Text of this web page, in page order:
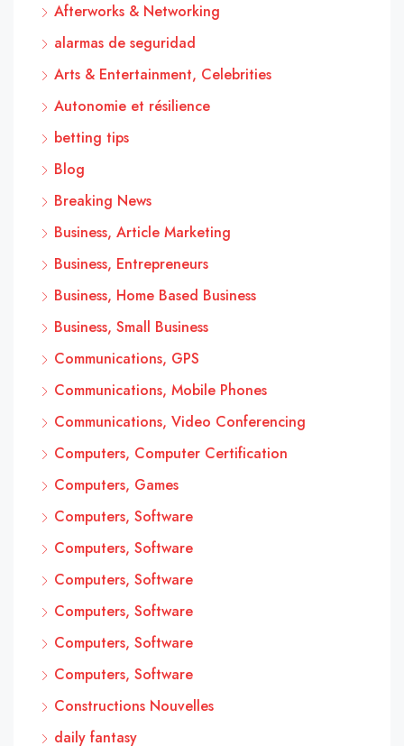
Afterworks & Networking
alarmas de seguridad
Arts & Entertainment, Celebrities
Autonomie et résilience
betting tips
Blog
Breaking News
Business, Article Marketing
Business, Entrepreneurs
Business, Home Based Business
Business, Small Business
Communications, GPS
Communications, Mobile Phones
Communications, Video Conferencing
Computers, Computer Certification
Computers, Games
Computers, Software
Computers, Software
Computers, Software
Computers, Software
Computers, Software
Computers, Software
Constructions Nouvelles
daily fantasy